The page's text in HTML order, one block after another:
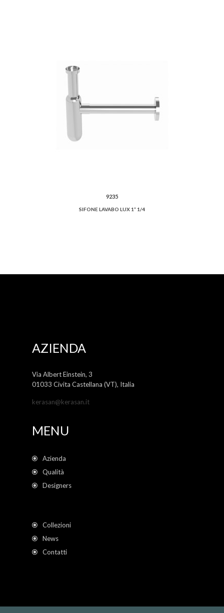
9235
SIFONE LAVABO LUX 1” 1/4
AZIENDA
Via Albert Einstein, 3
01033 Civita Castellana (VT), Italia
kerasan@kerasan.it
MENU
Azienda
Qualità
Designers
Collezioni
News
Contatti